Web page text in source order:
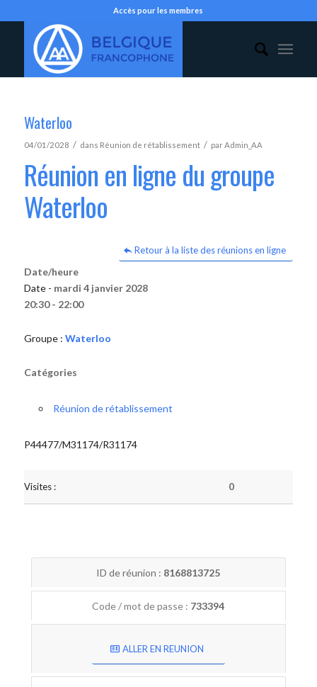
Accès pour les membres
Waterloo
04/01/2028 / dans Réunion de rétablissement / parAdmin_AA
Réunion en ligne du groupe
Waterloo
Retour à la liste des réunions en ligne
Date/heure
Date - mardi 4 janvier 2028
20:30 - 22:00
Groupe : Waterloo
Catégories
Réunion de rétablissement
P44477/M31174/R31174
Visites : 0
ID de réunion : 8168813725
Code / mot de passe : 733394
ALLER EN REUNION